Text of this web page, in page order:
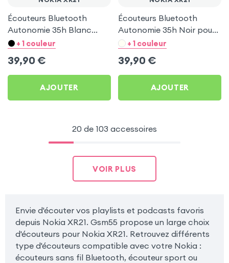
Écouteurs Bluetooth
Autonomie 35h Blanc
pour Nokia XR21
+ 1 couleur
39,90 €
AJOUTER
Écouteurs Bluetooth
Autonomie 35h Noir pour
Nokia XR21
+ 1 couleur
39,90 €
AJOUTER
20 de 103 accessoires
VOIR PLUS
Envie d'écouter vos playlists et podcasts favoris
depuis Nokia XR21. Gsm55 propose un large choix
d'écouteurs pour Nokia XR21. Retrouvez différents
type d'écouteurs compatible avec votre Nokia :
écouteurs sans fil Bluetooth, écouteur sport ou